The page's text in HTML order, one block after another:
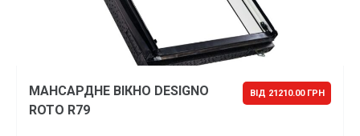
МАНСАРДНЕ ВІКНО DESIGNO
ROTO R79
ВІД 21210.00 ГРН